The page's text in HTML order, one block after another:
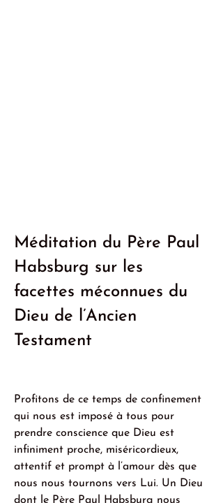
Méditation du Père Paul
Habsburg sur les
facettes méconnues du
Dieu de l’Ancien
Testament
Profitons de ce temps de confinement
qui nous est imposé à tous pour
prendre conscience que Dieu est
infiniment proche, miséricordieux,
attentif et prompt à l’amour dès que
nous nous tournons vers Lui. Un Dieu
dont le Père Paul Habsburg nous